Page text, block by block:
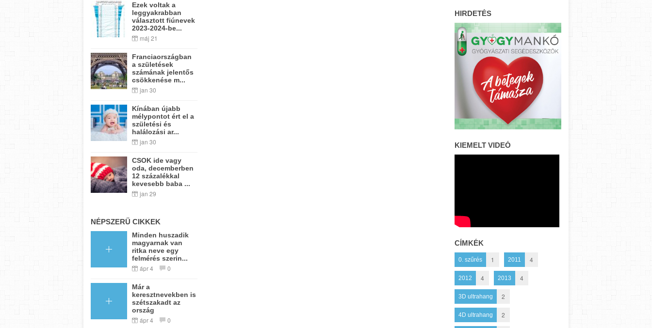
Ezek voltak a
leggyakrabban
választott fiúnevek
2023-2024-be...
máj 21
Franciaországban
a születések
számának jelentős
csökkenése m...
jan 30
Kínában újabb
mélypontot ért el a
születési és
halálozási ar...
jan 30
CSOK ide vagy
oda, decemberben
12 százalékkal
kevesebb baba ...
jan 29
NÉPSZERŰ CIKKEK
Minden huszadik
magyarnak van
ritka neve egy
felmérés szerin...
ápr 4 0
Már a
keresztnevekben is
szétszakadt az
ország
ápr 4 0
HIRDETÉS
KIEMELT VIDEÓ
CÍMKÉK
0. szűrés 1 2011 4
2012 4 2013 4
3D ultrahang 2
4D ultrahang 2